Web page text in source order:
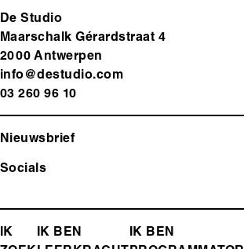
De Studio
Maarschalk Gérardstraat 4
2000 Antwerpen
info@destudio.com
03 260 96 10
Nieuwsbrief
Socials
FOOTER-
IK
IK BEN
IK BEN